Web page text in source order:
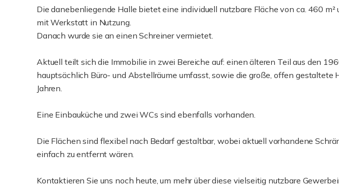
Die danebenliegende Halle bietet eine individuell nutzbare Fläche von ca. 460 m²
mit Werkstatt in Nutzung.
Danach wurde sie an einen Schreiner vermietet.
Aktuell teilt sich die Immobilie in zwei Bereiche auf: einen älteren Teil aus den
hauptsächlich Büro- und Abstellräume umfasst, sowie die große, offen gestaltete
Jahren.
Eine Einbauküche und zwei WCs sind ebenfalls vorhanden.
Die Flächen sind flexibel nach Bedarf gestaltbar, wobei aktuell vorhandene
einfach zu entfernt wären.
Kontaktieren Sie uns noch heute, um mehr über diese vielseitig nutzbare